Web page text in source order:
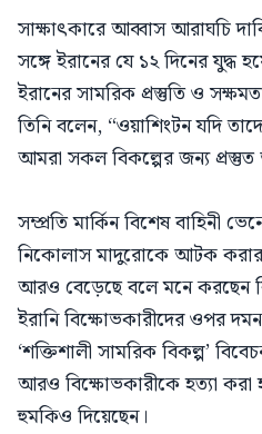
সাক্ষাৎকারে আব্বাস আরাঘচি
সঙ্গে ইরানের যে ১২ দিনের যুদ্ধ
ইরানের সামরিক প্রস্তুতি ও
তিনি বলেন, “ওয়াশিংটন যদি
আমরা সকল বিকল্পের জন্য
সম্প্রতি মার্কিন বিশেষ বাহিনী
নিকোলাস মাদুরোকে আটক করার
আরও বেড়েছে বলে মনে করছেন
ইরানি বিক্ষোভকারীদের ওপর
‘শক্তিশালী সামরিক বিকল্প’
আরও বিক্ষোভকারীকে হত্যা
হুমকিও দিয়েছেন।